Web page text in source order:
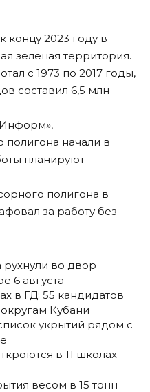
концу 2023 году в
зеленая территория.
с 1973 по 2017 годы,
составил 6,5 млн
полигона начали в
планируют
полигона в
за работу без
во двор
6 августа
в ГД: 55 кандидатов
Кубани
укрытий рядом с
в 11 школах
весом в 15 тонн